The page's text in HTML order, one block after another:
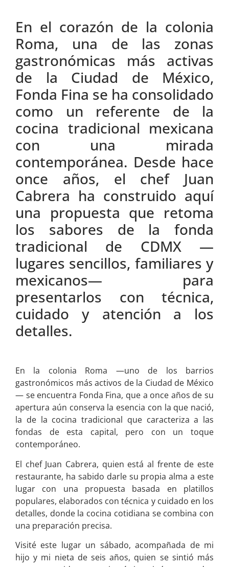
En el corazón de la colonia
Roma, una de las zonas
gastronómicas más activas
de la Ciudad de México,
Fonda Fina se ha consolidado
como un referente de la
cocina tradicional mexicana
con una mirada
contemporánea. Desde hace
once años, el chef Juan
Cabrera ha construido aquí
una propuesta que retoma
los sabores de la fonda
tradicional de CDMX —
lugares sencillos, familiares y
mexicanos— para
presentarlos con técnica,
cuidado y atención a los
detalles.
En la colonia Roma —uno de los barrios
gastronómicos más activos de la Ciudad de México
— se encuentra Fonda Fina, que a once años de su
apertura aún conserva la esencia con la que nació,
la de la cocina tradicional que caracteriza a las
fondas de esta capital, pero con un toque
contemporáneo.
El chef Juan Cabrera, quien está al frente de este
restaurante, ha sabido darle su propia alma a este
lugar con una propuesta basada en platillos
populares, elaborados con técnica y cuidado en los
detalles, donde la cocina cotidiana se combina con
una preparación precisa.
Visité este lugar un sábado, acompañada de mi
hijo y mi nieta de seis años, quien se sintió más